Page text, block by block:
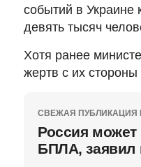
событий в Украине
девять тысяч
Хотя ранее
жертв с их стороны
СВЕЖАЯ ПУБЛИКАЦИЯ
Россия может
БПЛА,